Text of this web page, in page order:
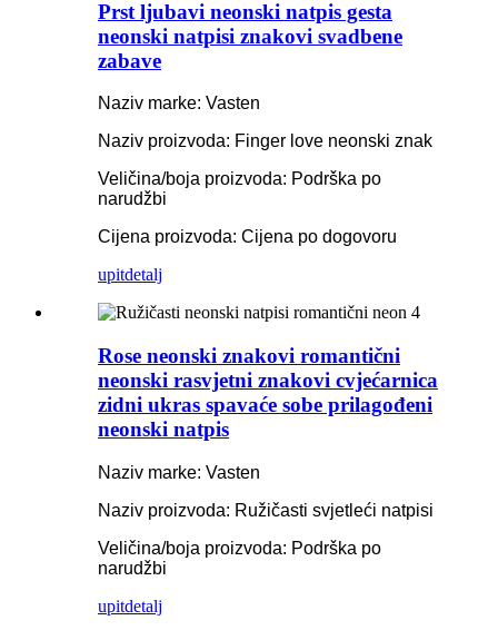
Prst ljubavi neonski natpis gesta
neonski natpisi znakovi svadbene
zabave
Naziv marke: Vasten
Naziv proizvoda: Finger love neonski znak
Veličina/boja proizvoda: Podrška po
narudžbi
Cijena proizvoda: Cijena po dogovoru
upitdetalj
Rose neonski znakovi romantični
neonski rasvjetni znakovi cvjećarnica
zidni ukras spavaće sobe prilagođeni
neonski natpis
Naziv marke: Vasten
Naziv proizvoda: Ružičasti svjetleći natpisi
Veličina/boja proizvoda: Podrška po
narudžbi
upitdetalj